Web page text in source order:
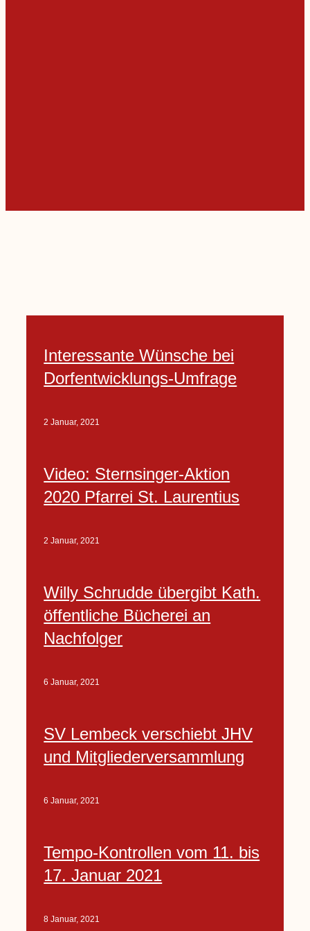
Interessante Wünsche bei
Dorfentwicklungs-Umfrage
2 Januar, 2021
Video: Sternsinger-Aktion
2020 Pfarrei St. Laurentius
2 Januar, 2021
Willy Schrudde übergibt Kath.
öffentliche Bücherei an
Nachfolger
6 Januar, 2021
SV Lembeck verschiebt JHV
und Mitgliederversammlung
6 Januar, 2021
Tempo-Kontrollen vom 11. bis
17. Januar 2021
8 Januar, 2021